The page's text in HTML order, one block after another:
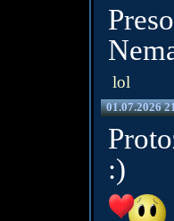
lol
01.07.2026
:)